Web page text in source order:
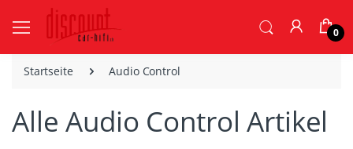
0
Startseite Audio Control
Alle Audio Control Artikel